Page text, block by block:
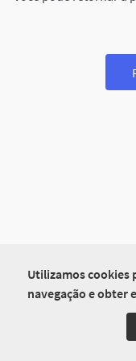
Utilizamos cookies
navegação e obter